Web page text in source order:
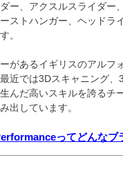
ー、アクスルスライダー
ーストハンガー、ヘッド
。
があるイギリスのアルフ
近では3Dスキャニング
んだ高いスキルを誇るチ
出しています。
ってどんなブ